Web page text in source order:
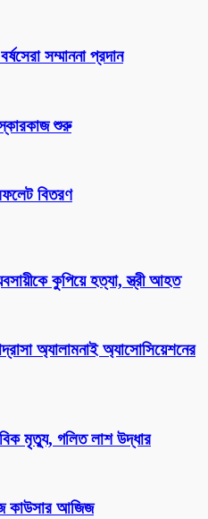
সম্মাননা প্রদান
শুরু
বিতরণ
কুপিয়ে হত্যা, স্ত্রী আহত
অ্যালামনাই অ্যাসোসিয়েশনের
মৃত্যু, গলিত লাশ উদ্ধার
কাউসার আজিজ